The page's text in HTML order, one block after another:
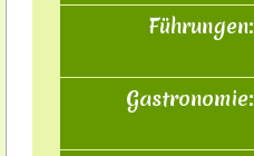
Führungen:
Gastronomie: